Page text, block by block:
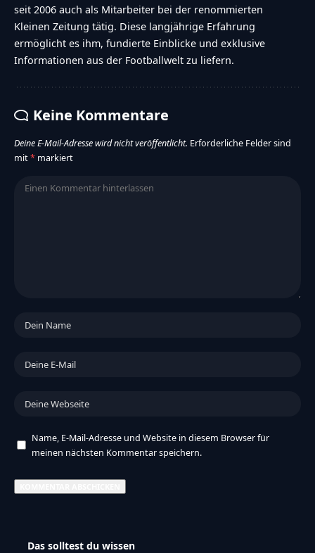
seit 2006 auch als Mitarbeiter bei der renommierten
Kleinen Zeitung tätig. Diese langjährige Erfahrung
ermöglicht es ihm, fundierte Einblicke und exklusive
Informationen aus der Footballwelt zu liefern.
Keine Kommentare
Deine E-Mail-Adresse wird nicht veröffentlicht. Erforderliche Felder sind
mit* markiert
Name, E-Mail-Adresse und Website in diesem Browser für
meinen nächsten Kommentar speichern.
Das solltest du wissen